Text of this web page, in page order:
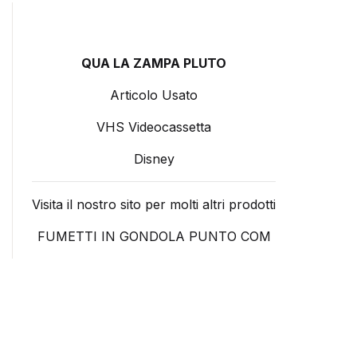
QUA LA ZAMPA PLUTO
Articolo Usato
VHS Videocassetta
Disney
Visita il nostro sito per molti altri prodotti
FUMETTI IN GONDOLA PUNTO COM